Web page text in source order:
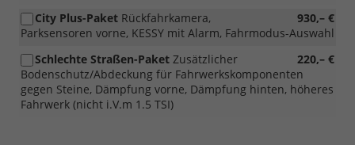
930,– €
City Plus-Paket Rückfahrkamera,
Parksensoren vorne, KESSY mit Alarm, Fahrmodus-Auswahl
220,– €
Schlechte Straßen-Paket Zusätzlicher
Bodenschutz/Abdeckung für Fahrwerkskomponenten
gegen Steine, Dämpfung vorne, Dämpfung hinten, höheres
Fahrwerk (nicht i.V.m 1.5 TSI)